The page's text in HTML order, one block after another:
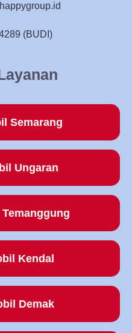
(BUDI)
Semarang
Ungaran
Kendal
Demak